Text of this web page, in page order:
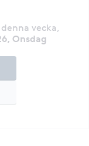
vecka,
Onsdag